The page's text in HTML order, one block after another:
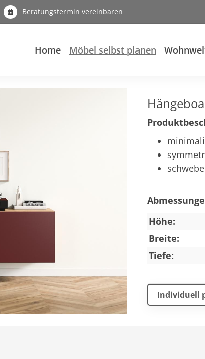
Beratungstermin vereinbaren
Home Möbel selbst planen
Höhe:
Breite:
Tiefe:
Individuell